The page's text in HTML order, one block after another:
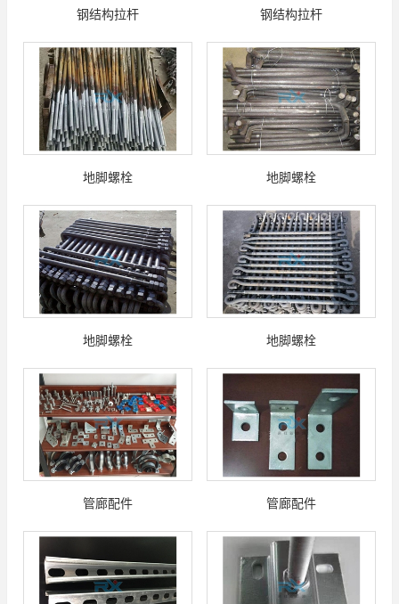
钢结构拉杆 钢结构拉杆
地脚螺栓 地脚螺栓
地脚螺栓 地脚螺栓
管廊配件 管廊配件